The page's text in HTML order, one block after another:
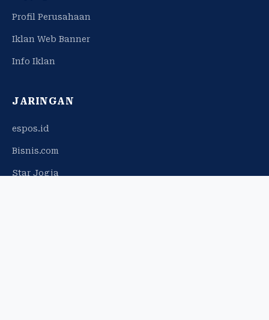
Profil Perusahaan
Iklan Web Banner
Info Iklan
JARINGAN
espos.id
Bisnis.com
Star Jogja